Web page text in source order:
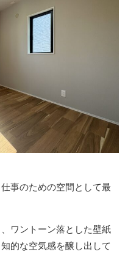
事のための空間として最
ワントーン落とした壁紙
的な空気感を醸し出して